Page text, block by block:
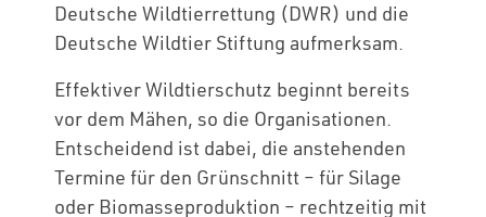
Deutsche Wildtierrettung (DWR) und die
Deutsche Wildtier Stiftung aufmerksam.
Effektiver Wildtierschutz beginnt bereits
vor dem Mähen, so die Organisationen.
Entscheidend ist dabei, die anstehenden
Termine für den Grünschnitt – für Silage
oder Biomasseproduktion – rechtzeitig mit